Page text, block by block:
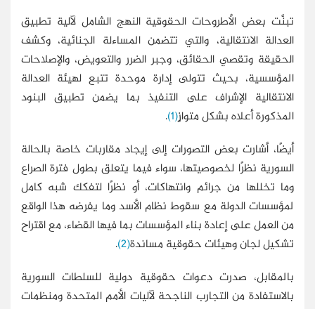
تبنَّت بعض الأطروحات الحقوقية النهج الشامل لآلية تطبيق
العدالة الانتقالية، والتي تتضمن المساءلة الجنائية، وكشف
الحقيقة وتقصي الحقائق، وجبر الضرر والتعويض، والإصلاحات
المؤسسية، بحيث تتولى إدارة موحدة تتبع لهيئة العدالة
الانتقالية الإشراف على التنفيذ بما يضمن تطبيق البنود
المذكورة أعلاه بشكل متوازٍ(1)
.
أيضًا، أشارت بعض التصورات إلى إيجاد مقاربات خاصة بالحالة
السورية نظرًا لخصوصيتها، سواء فيما يتعلق بطول فترة الصراع
وما تخللها من جرائم وانتهاكات، أو نظرًا لتفكك شبه كامل
لمؤسسات الدولة مع سقوط نظام الأسد وما يفرضه هذا الواقع
من العمل على إعادة بناء المؤسسات بما فيها القضاء، مع اقتراح
تشكيل لجان وهيئات حقوقية مساندة(2)
.
بالمقابل، صدرت دعوات حقوقية دولية للسلطات السورية
بالاستفادة من التجارب الناجحة لآليات الأمم المتحدة ومنظمات